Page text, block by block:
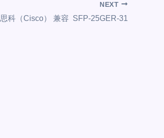
NEXT
思科（Cisco） 兼容 SFP-25GER-31